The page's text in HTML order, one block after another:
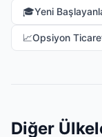
🎓Yeni
📈Opsiyon
Diğer